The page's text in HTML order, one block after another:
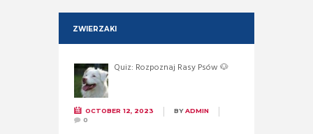
ZWIERZAKI
Quiz: Rozpoznaj Rasy Psów 🐶
OCTOBER 12, 2023 BYADMIN
0